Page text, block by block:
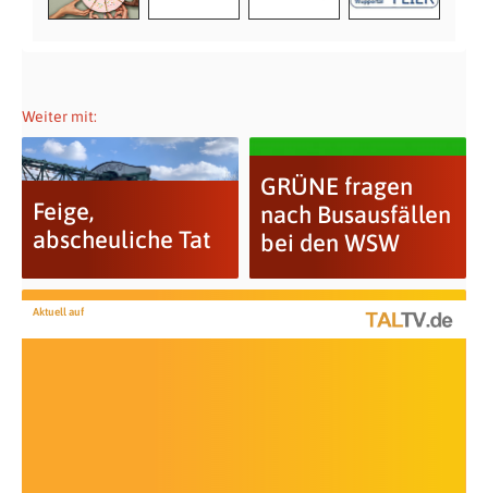
Weiter mit:
Feige,
abscheuliche Tat
GRÜNE fragen
nach Busausfällen
bei den WSW
Aktuell auf